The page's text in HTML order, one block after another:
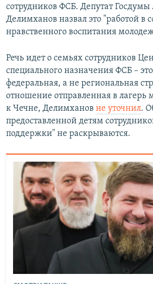
сотрудников ФСБ. Депутат
Делимханов назвал это "работой в
нравственного воспитания
Речь идет о семьях сотрудников
специального назначения ФСБ –
федеральная, а не региональная
отношение отправленная в лагерь
к Чечне, Делимханов не уточнил.
предоставленной детям
поддержки" не раскрываются.